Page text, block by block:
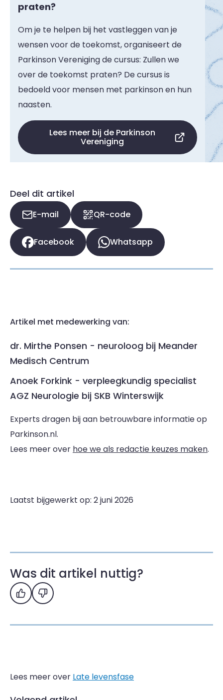
praten?
Om je te helpen bij het vastleggen van je
wensen voor de toekomst, organiseert de
Parkinson Vereniging de cursus: Zullen we
over de toekomst praten? De cursus is
bedoeld voor mensen met parkinson en hun
naasten.
Lees meer bij de Parkinson
Vereniging
Deel dit artikel
E-mail QR-code
Facebook Whatsapp
Artikel met medewerking van:
dr. Mirthe Ponsen - neuroloog bij Meander
Medisch Centrum
Anoek Forkink - verpleegkundig specialist
AGZ Neurologie bij SKB Winterswijk
Experts dragen bij aan betrouwbare informatie op
Parkinson.nl.
Lees meer over hoe we als redactie keuzes maken.
Laatst bijgewerkt op: 2 juni 2026
Was dit artikel nuttig?
Ja Nee
Lees meer over Late levensfase